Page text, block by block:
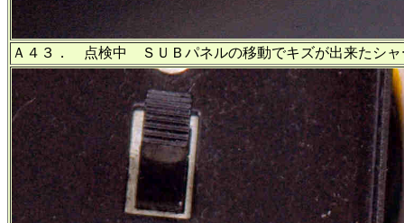
Ａ４３． 点検中 ＳＵＢパネルの移動でキズが出来たシャ